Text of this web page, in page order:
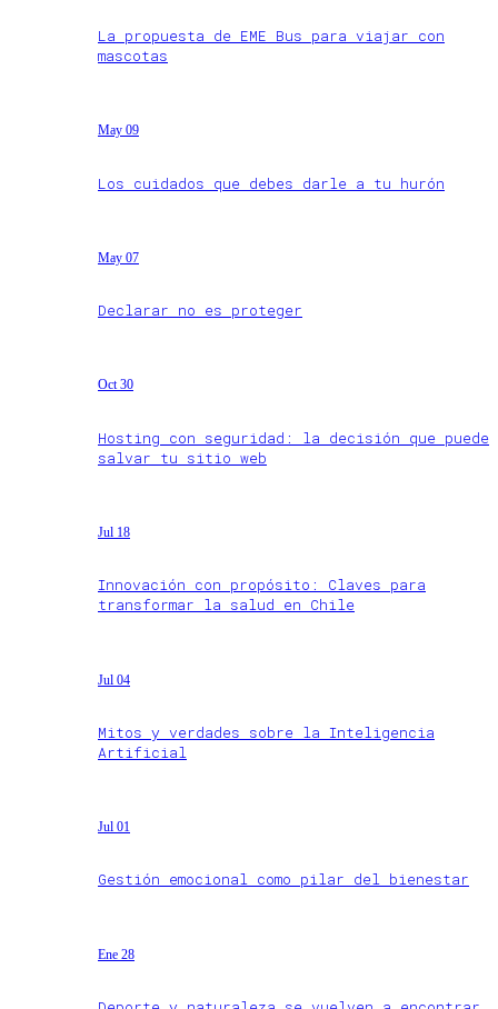
La propuesta de EME Bus para viajar con
mascotas
May 09
Los cuidados que debes darle a tu hurón
May 07
Declarar no es proteger
Oct 30
Hosting con seguridad: la decisión que puede
salvar tu sitio web
Jul 18
Innovación con propósito: Claves para
transformar la salud en Chile
Jul 04
Mitos y verdades sobre la Inteligencia
Artificial
Jul 01
Gestión emocional como pilar del bienestar
Ene 28